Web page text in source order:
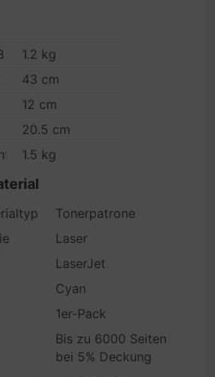
x T x H)/Gewicht
1.2 kg
43 cm
12 cm
20.5 cm
1.5 kg
Tonerpatrone
Laser
LaserJet
Cyan
1er-Pack
Bis zu 6000 Seiten
bei 5% Deckung